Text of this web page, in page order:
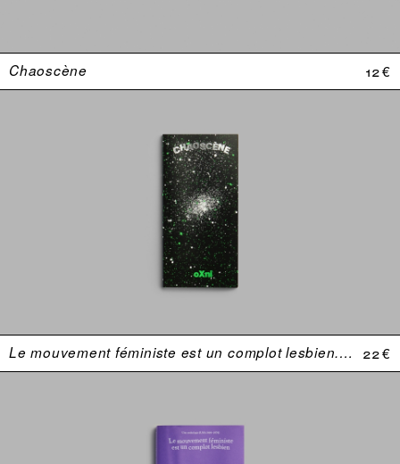
Chaoscène 12 €
Le mouvement féministe est un complot lesbien. Une anthologie (USA 1969–1974) 22 €